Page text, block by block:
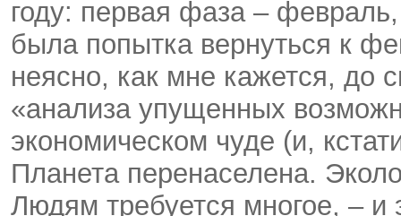
году: первая фаза –
была попытка вернуться к
неясно, как мне кажется, до
«анализа упущенных
экономическом чуде (и,
Планета перенаселена.
Людям требуется многое, – и